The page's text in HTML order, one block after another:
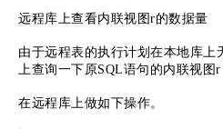
远程库上查看内联视图r的数据量
由于远程表的执行计划在本地库上
上查询一下原SQL语句的内联视图
在远程库上做如下操作。